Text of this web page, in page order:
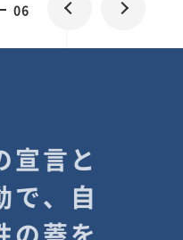
06
宣言と
で、自